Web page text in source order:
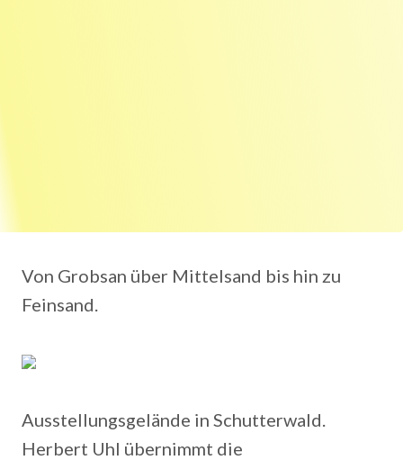
Von Grobsan über Mittelsand bis hin zu
Feinsand.
Ausstellungsgelände in Schutterwald.
Herbert Uhl übernimmt die